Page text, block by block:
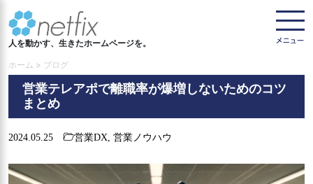
人を動かす、生きたホームページを。
ホーム > ブログ
営業テレアポで離職率が爆増しないためのコツ
まとめ
2024.05.25 営業DX 営業ノウハウ